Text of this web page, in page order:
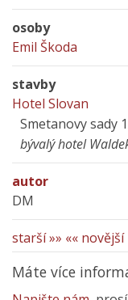
osoby
Emil Škoda
stavby
Hotel Slovan
Smetanovy sady
bývalý hotel
autor
DM
starší »» «« novější
Máte více